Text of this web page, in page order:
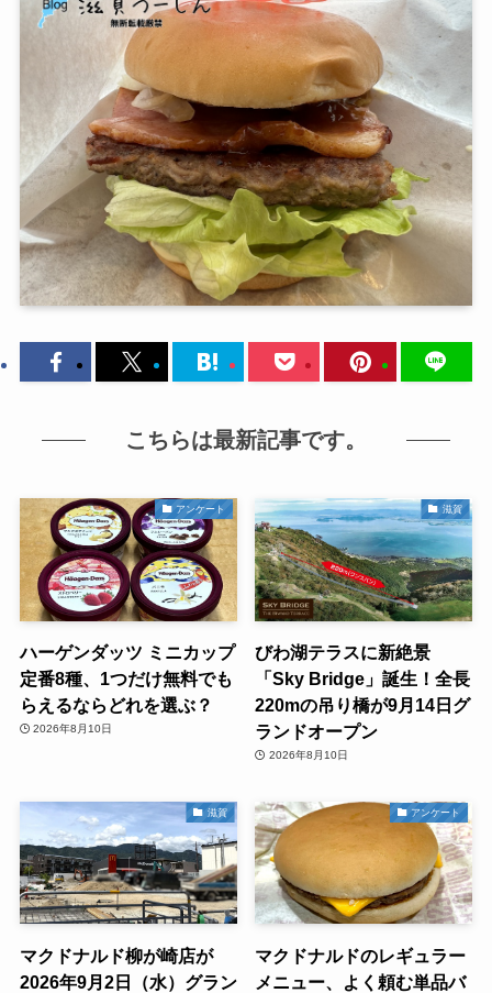
こちらは最新記事です。
アンケート
ハーゲンダッツ ミニカップ
定番8種、1つだけ無料でも
らえるならどれを選ぶ？
2026年8月10日
滋賀
びわ湖テラスに新絶景
「Sky Bridge」誕生！全長
220mの吊り橋が9月14日グ
ランドオープン
2026年8月10日
滋賀
マクドナルド柳が崎店が
2026年9月2日（水）グラン
アンケート
マクドナルドのレギュラー
メニュー、よく頼む単品バ